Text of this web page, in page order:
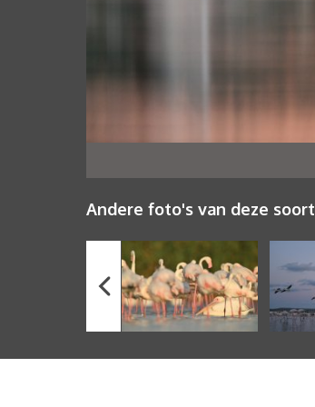
Andere foto's van deze soort